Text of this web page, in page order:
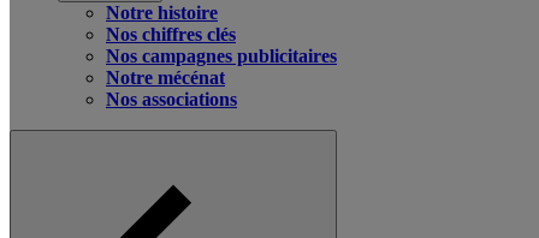
Notre histoire
Nos chiffres clés
Nos campagnes publicitaires
Notre mécénat
Nos associations